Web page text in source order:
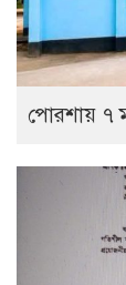
পোরশায় ৭